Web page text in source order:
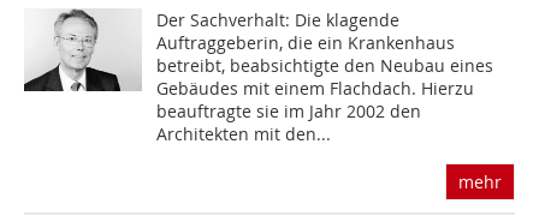
Der Sachverhalt: Die klagende
Auftraggeberin, die ein Krankenhaus
betreibt, beabsichtigte den Neubau eines
Gebäudes mit einem Flachdach. Hierzu
beauftragte sie im Jahr 2002 den
Architekten mit den...
mehr